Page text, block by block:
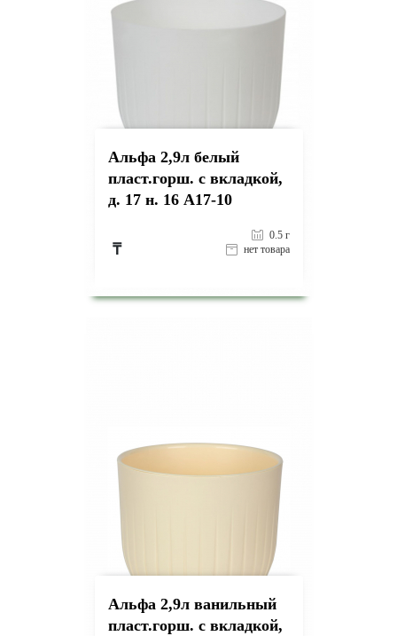
Альфа 2,9л белый
пласт.горш. с вкладкой,
д. 17 н. 16 А17-10
₸
0.5 г
нет товара
Альфа 2,9л ванильный
пласт.горш. с вкладкой,